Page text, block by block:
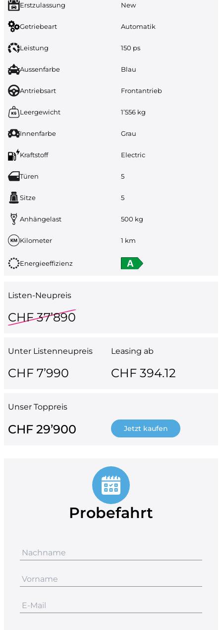
Erstzulassung New
Getriebeart Automatik
Leistung 150 ps
Aussenfarbe Blau
Antriebsart Frontantrieb
Leergewicht 1’556 kg
Innenfarbe Grau
Kraftstoff Electric
Türen 5
Sitze 5
Anhängelast 500 kg
Kilometer 1 km
Energieeffizienz
Listen-Neupreis
CHF 37’890
Unter Listenneupreis
CHF 7’990
Leasing ab
CHF 394.12
Unser Toppreis
CHF 29’900 Jetzt kaufen
Probefahrt